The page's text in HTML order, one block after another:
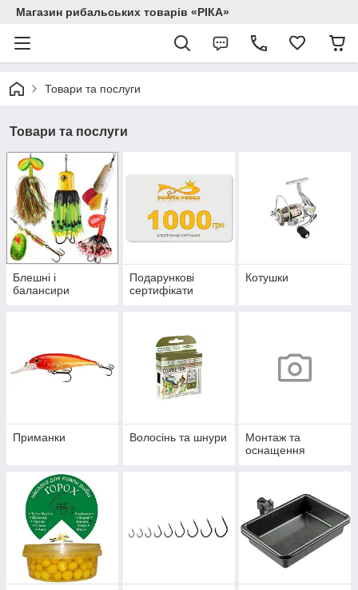
Магазин рибальських товарів «РІКА»
Товари та послуги
Товари та послуги
Блешні і
балансири
Подарункові
сертифікати
Котушки
Приманки Волосінь та шнури
Монтаж та
оснащення